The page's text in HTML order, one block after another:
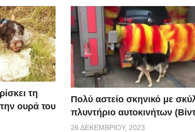
ο Αντριου Ντέιβιντ Θάλερ, θαλάσσιος
πεθαίνει και ξεβράζεται στην ακτή, το
δεν μπορεί να διαφύγει, αφού το δέρμα
αυτό που κάνει τις φάλαινες να εκραγούν είναι
μαζί του, ή οι ομάδες του δήμου που
λόγος να μην πλησιάσετε ποτέ μία νεκρή
τη
ουρά του
Πολύ αστείο σκηνικό με
πλυντήριο αυτοκινήτων
26 ΔΕΚΕΜΒΡΊΟΥ, 2023